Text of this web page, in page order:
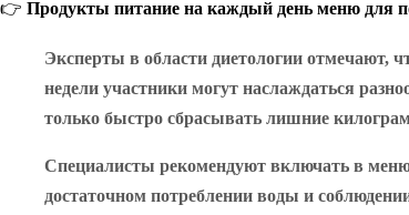
👉 Продукты питание на каждый день меню для
Эксперты в области диетологии отмечают,
недели участники могут наслаждаться
только быстро сбрасывать лишние
Специалисты рекомендуют включать в
достаточном потреблении воды и